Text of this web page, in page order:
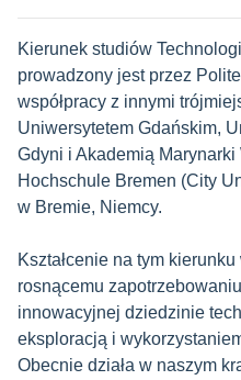
Kierunek studiów
prowadzony jest przez
współpracy z innymi
Uniwersytetem Gdańskim,
Gdyni i Akademią
Hochschule Bremen (City
w Bremie, Niemcy.
Kształcenie na tym
rosnącemu
innowacyjnej dziedzinie
eksploracją i
Obecnie działa w naszym